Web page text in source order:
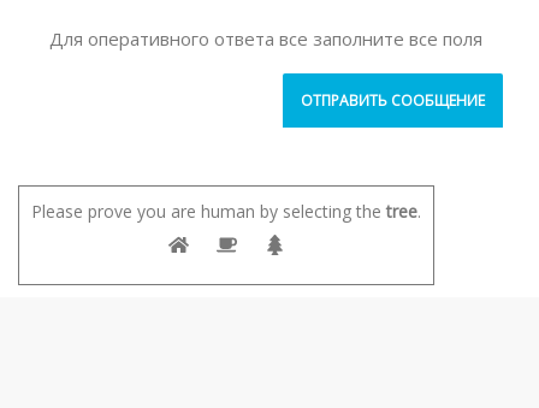
Для оперативного ответа все заполните все поля
Please prove you are human by selecting the tree.